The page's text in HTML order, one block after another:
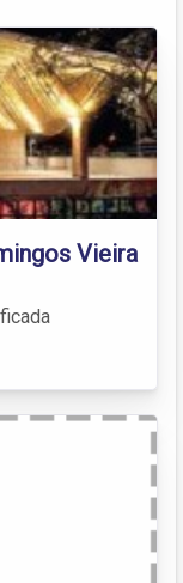
Vieira